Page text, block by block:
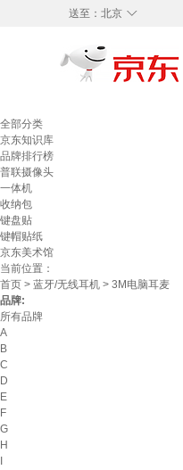
◇
送至： 北京
全部分类
京东知识库
品牌排行榜
普联摄像头
一体机
收纳包
键盘贴
键帽贴纸
京东美术馆
当前位置：
首页 > 蓝牙/无线耳机 > 3M电脑耳麦
品牌:
所有品牌
A
B
C
D
E
F
G
H